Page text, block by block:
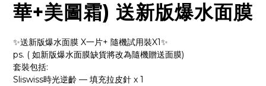
華+美圖霜) 送新版爆水面膜
✨送新版爆水面膜 X一片+ 隨機試用裝X1✨
ps. ( 如新版爆水面膜缺貨將改為隨機贈送面膜)
套裝包括:
Sliswiss時光逆齡 — 填充拉⽪針 x 1